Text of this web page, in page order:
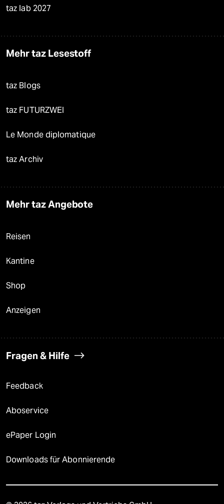
taz lab 2027
Mehr taz Lesestoff
taz Blogs
taz FUTURZWEI
Le Monde diplomatique
taz Archiv
Mehr taz Angebote
Reisen
Kantine
Shop
Anzeigen
Fragen & Hilfe
Feedback
Aboservice
ePaper Login
Downloads für Abonnierende